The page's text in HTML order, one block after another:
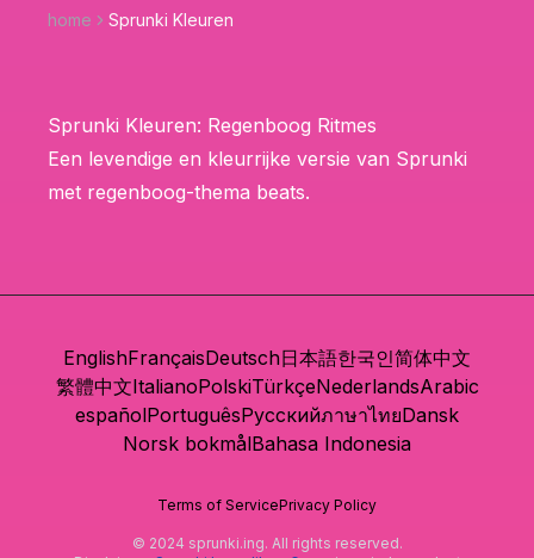
home Sprunki Kleuren
Sprunki Kleuren: Regenboog Ritmes
Een levendige en kleurrijke versie van Sprunki
met regenboog-thema beats.
EnglishFrançaisDeutsch日本語한국인简体中文
繁體中文ItalianoPolskiTürkçeNederlandsArabic
españolPortuguêsРусскийภาษาไทยDansk
Norsk bokmålBahasa Indonesia
Terms of ServicePrivacy Policy
© 2024 sprunki.ing. All rights reserved.